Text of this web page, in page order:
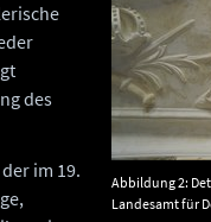
Abbildung 2:
Landesamt für
des
im 19.